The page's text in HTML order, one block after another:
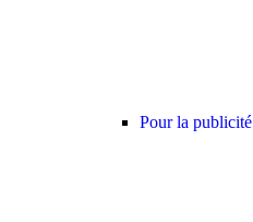
Pour la publicité